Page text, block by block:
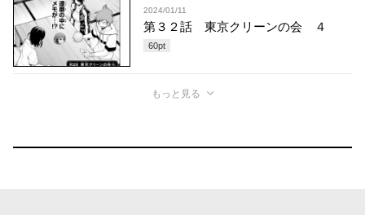
2024/01/11
第３２話 東京クリーンの会 ４
60pt
もっと見る